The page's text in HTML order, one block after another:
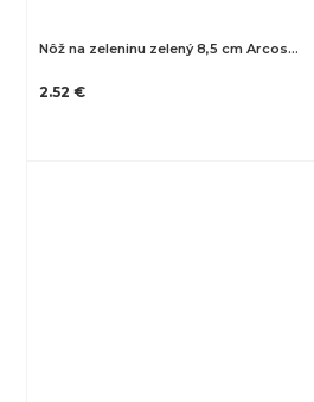
Nôž na zeleninu zelený 8,5 cm Arcos…
2.52 €